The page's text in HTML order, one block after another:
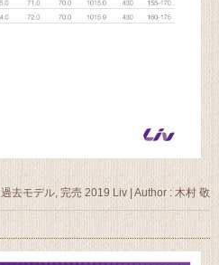
過去モデル, 完売 2019 Liv | Author : 木村 敬